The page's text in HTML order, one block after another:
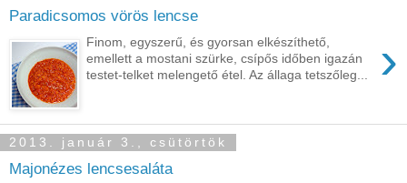
Paradicsomos vörös lencse
›
Finom, egyszerű, és gyorsan elkészíthető,
emellett a mostani szürke, csípős időben igazán
testet-telket melengető étel. Az állaga tetszőleg...
2013. január 3., csütörtök
Majonézes lencsesaláta